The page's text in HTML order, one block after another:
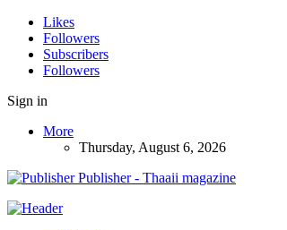
Likes
Followers
Subscribers
Followers
Sign in
More
Thursday, August 6, 2026
Publisher - Thaaii magazine